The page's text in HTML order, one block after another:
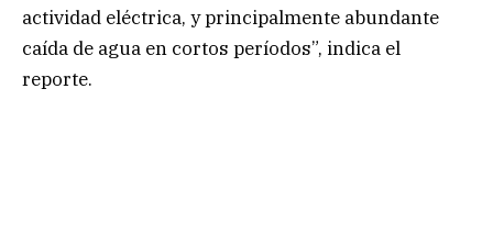
actividad eléctrica, y principalmente abundante
caída de agua en cortos períodos”, indica el
reporte.